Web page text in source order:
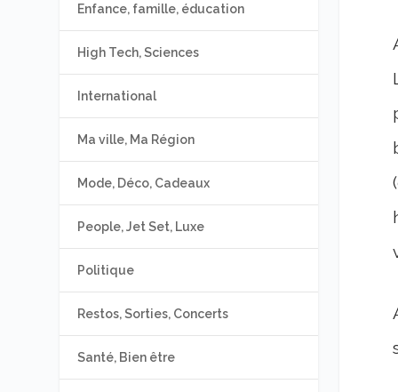
Enfance, famille, éducation
High Tech, Sciences
International
Ma ville, Ma Région
Mode, Déco, Cadeaux
People, Jet Set, Luxe
Politique
Restos, Sorties, Concerts
Santé, Bien être